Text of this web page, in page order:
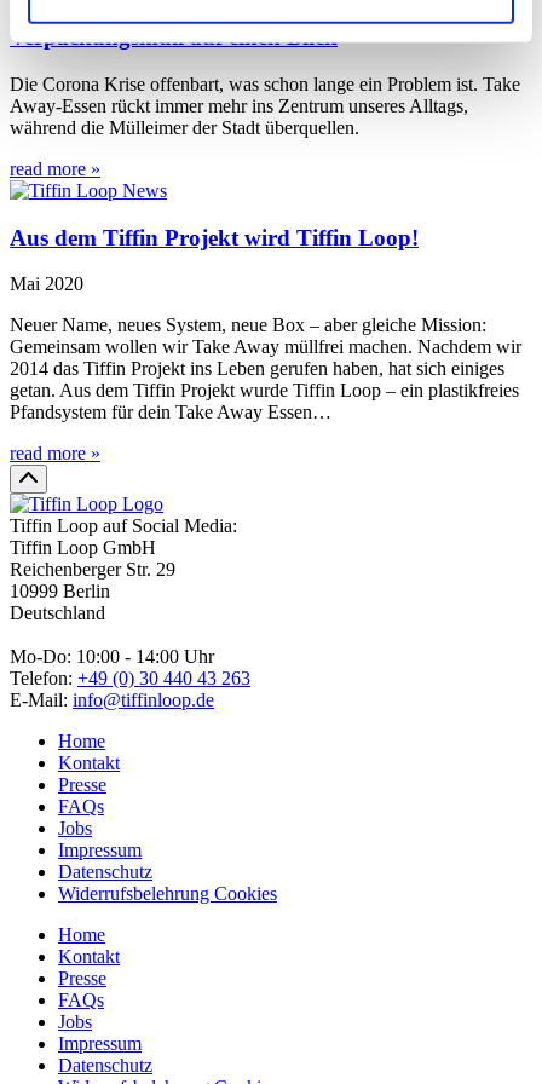
Verpackungsmüll auf einen Blick
Die Corona Krise offenbart, was schon lange ein Problem ist. Take
Away-Essen rückt immer mehr ins Zentrum unseres Alltags,
während die Mülleimer der Stadt überquellen.
read more »
Aus dem Tiffin Projekt wird Tiffin Loop!
Mai 2020
Neuer Name, neues System, neue Box – aber gleiche Mission:
Gemeinsam wollen wir Take Away müllfrei machen. Nachdem wir
2014 das Tiffin Projekt ins Leben gerufen haben, hat sich einiges
getan. Aus dem Tiffin Projekt wurde Tiffin Loop – ein plastikfreies
Pfandsystem für dein Take Away Essen…
read more »
Tiffin Loop auf Social Media:
Tiffin Loop GmbH
Reichenberger Str. 29
10999 Berlin
Deutschland
Mo-Do: 10:00 - 14:00 Uhr
Telefon: +49 (0) 30 440 43 263
E-Mail: info@tiffinloop.de
Home
Kontakt
Presse
FAQs
Jobs
Impressum
Datenschutz
Widerrufsbelehrung Cookies
Home
Kontakt
Presse
FAQs
Jobs
Impressum
Datenschutz